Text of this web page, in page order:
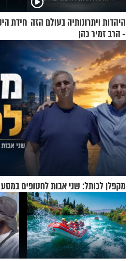
היהדות ויתרונותיה בעולם הזה
- הרב זמיר כהן
חידת
מקפלן לכותל: שני אבות לחטופים